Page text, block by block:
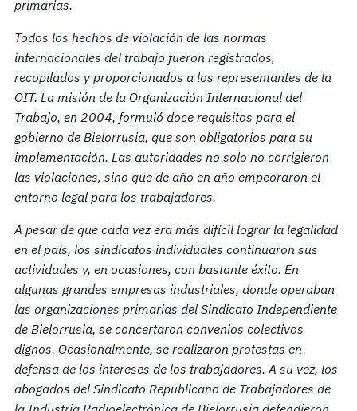
primarias.
Todos los hechos de violación de las normas
internacionales del trabajo fueron registrados,
recopilados y proporcionados a los representantes de la
OIT. La misión de la Organización Internacional del
Trabajo, en 2004, formuló doce requisitos para el
gobierno de Bielorrusia, que son obligatorios para su
implementación. Las autoridades no solo no corrigieron
las violaciones, sino que de año en año empeoraron el
entorno legal para los trabajadores.
A pesar de que cada vez era más difícil lograr la legalidad
en el país, los sindicatos individuales continuaron sus
actividades y, en ocasiones, con bastante éxito. En
algunas grandes empresas industriales, donde operaban
las organizaciones primarias del Sindicato Independiente
de Bielorrusia, se concertaron convenios colectivos
dignos. Ocasionalmente, se realizaron protestas en
defensa de los intereses de los trabajadores. A su vez, los
abogados del Sindicato Republicano de Trabajadores de